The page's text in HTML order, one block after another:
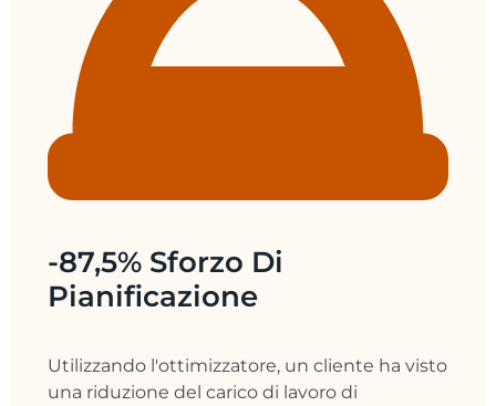
-87,5% Sforzo Di
Pianificazione
Utilizzando l'ottimizzatore, un cliente ha visto
una riduzione del carico di lavoro di